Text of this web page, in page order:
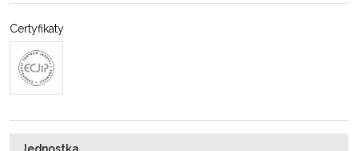
Certyfikaty